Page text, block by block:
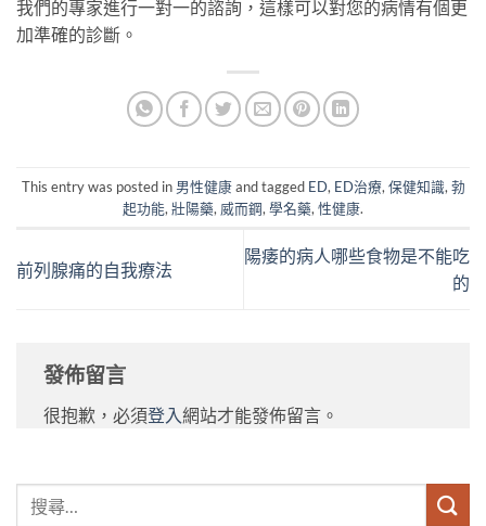
我們的專家進行一對一的諮詢，這樣可以對您的病情有個更
加準確的診斷。
This entry was posted in 男性健康and tagged ED, ED治療, 保健知識, 勃
起功能, 壯陽藥, 威而鋼, 學名藥, 性健康.
前列腺痛的自我療法
陽痿的病人哪些食物是不能吃
的
發佈留言
很抱歉，必須登入網站才能發佈留言。